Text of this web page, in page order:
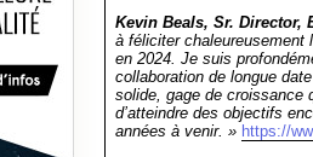
Kevin Beals, Sr. Director,
à féliciter chaleureusement
en 2024. Je suis
collaboration de longue
solide, gage de croissance
d’atteindre des objectifs
années à venir. » https://